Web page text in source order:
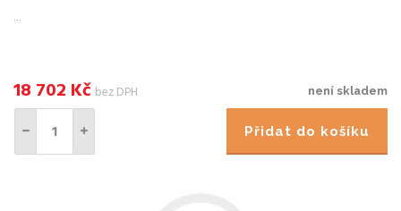
není skladem
18 702 Kč bez DPH
Přidat do košíku